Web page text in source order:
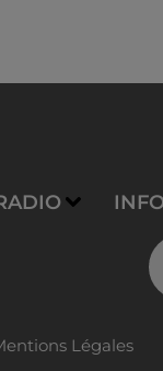
Légales